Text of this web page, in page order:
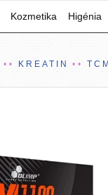
Kozmetika Higénia
KREATIN